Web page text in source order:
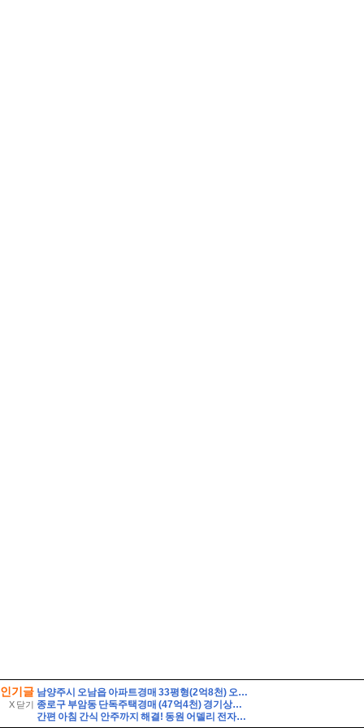
인기글
X 닫기
남양주시 오남읍 아파트경매 33평형(2억8천) 오남체육공원인근 오남아이파크 9층 유찰1회 남양주오남아이파크아파트 부동산경매 매매
종로구 부암동 단독주택경매 (47억4천) 경기상고인근 대지260평 건물60평 2층주택 유찰1회 종로구부암동단독주택 부동산경매 매물건
간편 아침 간식 안주까지 해결! 동원 어델리 전자레인지 40초면 끝